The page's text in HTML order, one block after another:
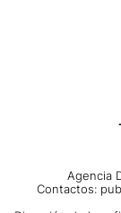
Agencia
Contactos: